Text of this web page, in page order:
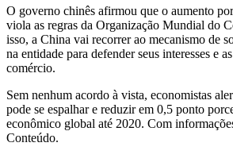
O governo chinês afirmou que o aumento
viola as regras da Organização Mundial do
isso, a China vai recorrer ao mecanismo de
na entidade para defender seus interesses e
comércio.
Sem nenhum acordo à vista, economistas
pode se espalhar e reduzir em 0,5 ponto
econômico global até 2020. Com
Conteúdo.